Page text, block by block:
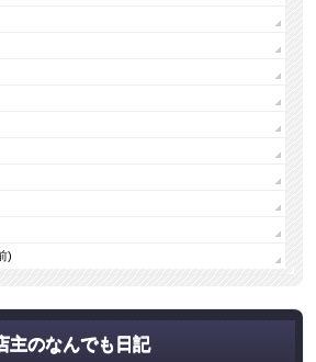
)
主のなんでも日記